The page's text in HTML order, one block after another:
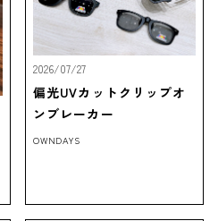
2026/07/27
偏光UVカットクリップオ
ンブレーカー
OWNDAYS